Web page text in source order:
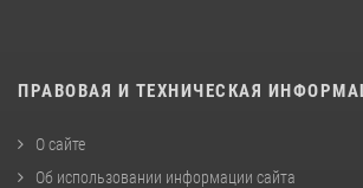
ПРАВОВАЯ И ТЕХНИЧЕСКАЯ
О сайте
Об использовании информации сайта